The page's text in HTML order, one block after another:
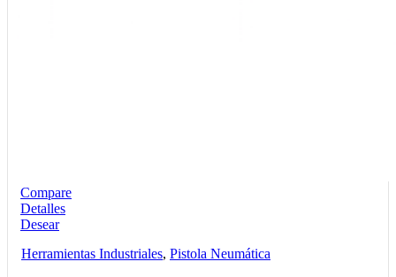
Compare
Detalles
Desear
Herramientas Industriales, Pistola Neumática